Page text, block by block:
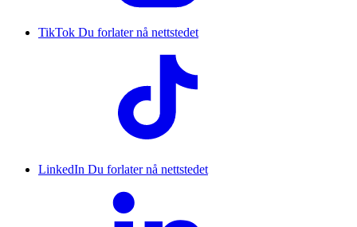
TikTok Du forlater nå nettstedet
LinkedIn Du forlater nå nettstedet